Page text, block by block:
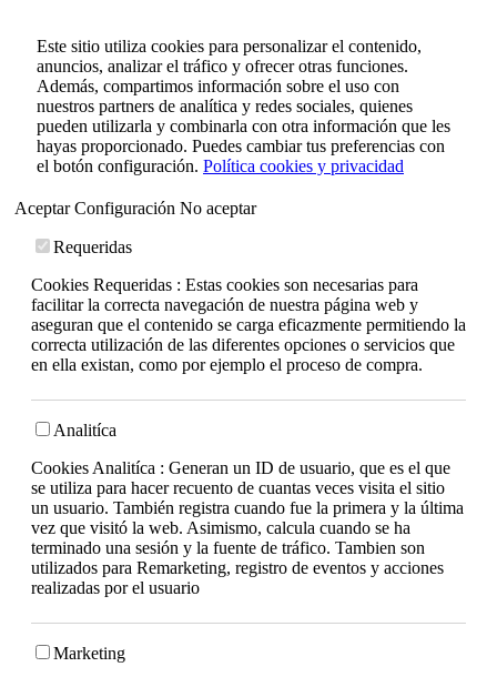
Este sitio utiliza cookies para personalizar el contenido,
anuncios, analizar el tráfico y ofrecer otras funciones.
Además, compartimos información sobre el uso con
nuestros partners de analítica y redes sociales, quienes
pueden utilizarla y combinarla con otra información que les
hayas proporcionado. Puedes cambiar tus preferencias con
el botón configuración. Política cookies y privacidad
AceptarConfiguración No aceptar
Requeridas
Cookies Requeridas : Estas cookies son necesarias para
facilitar la correcta navegación de nuestra página web y
aseguran que el contenido se carga eficazmente permitiendo la
correcta utilización de las diferentes opciones o servicios que
en ella existan, como por ejemplo el proceso de compra.
Analitíca
Cookies Analitíca : Generan un ID de usuario, que es el que
se utiliza para hacer recuento de cuantas veces visita el sitio
un usuario. También registra cuando fue la primera y la última
vez que visitó la web. Asimismo, calcula cuando se ha
terminado una sesión y la fuente de tráfico. Tambien son
utilizados para Remarketing, registro de eventos y acciones
realizadas por el usuario
Marketing